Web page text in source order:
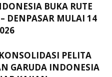
BUKA RUTE
DENPASAR MULAI 14
PELITA
GARUDA INDONESIA